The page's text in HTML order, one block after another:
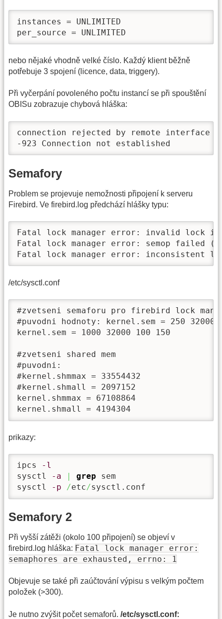
instances = UNLIMITED
per_source = UNLIMITED
nebo nějaké vhodně velké číslo. Každý klient běžně
potřebuje 3 spojení (licence, data, triggery).
Při vyčerpání povoleného počtu instancí se při spouštění
OBISu zobrazuje chybová hláška:
connection rejected by remote interface
-923 Connection not established
Semafory
Problem se projevuje nemožnosti připojení k serveru
Firebird. Ve firebird.log předchází hlášky typu:
Fatal lock manager error: invalid lock id
Fatal lock manager error: semop failed
Fatal lock manager error: inconsistent
/etc/sysctl.conf
#zvetseni semaforu pro firebird lock
#puvodni hodnoty: kernel.sem = 250 32000
kernel.sem = 1000 32000 100 150
#zvetseni shared mem
#puvodni:
#kernel.shmmax = 33554432
#kernel.shmall = 2097152
kernel.shmmax = 67108864
kernel.shmall = 4194304
prikazy:
ipcs
-l
sysctl
-a grep sem
sysctl
-p /etc/sysctl.conf
Semafory 2
Při vyšší zátěži (okolo 100 připojení) se objeví v
firebird.log hláška: Fatal lock manager error:
semaphores are exhausted, errno: 1
Objevuje se také při zaúčtování výpisu s velkým počtem
položek (>300).
Je nutno zvýšit počet semaforů. /etc/sysctl.conf: